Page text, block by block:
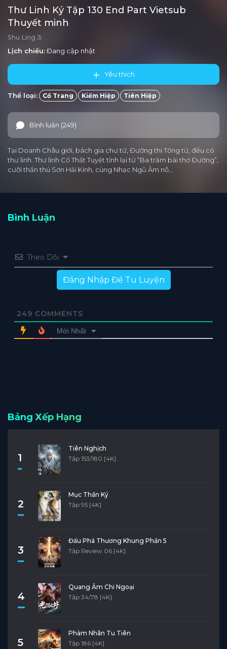
Tập 45 Tập 44 Tập 42
Tập 40 Tập 39
Tập 30 Tập 29 Tập 28 Tập 27 Tập 26
Tập 25 Tập 24 Tập 23 Tập 22 Tập 21
Tập 15 Tập 14
Tập 10 Tập 9 Tập 8 Tập 7 Tập 6
Tập 5 Tập 4 Tập 3 Tập 2
Thư Linh Ký Tập 130 End Part Vietsub
Thuyết minh
Shu Ling Ji
Lịch chiếu:Đang cập nhật
Yêu thích
Thể loại: Cổ Trang Kiếm Hiệp Tiên Hiệp
Bình luận (249)
Tại Doanh Châu giới, bách gia chư tử, Đường thi Tống từ, đều có
thư linh. Thư linh Cố Thất Tuyệt tỉnh lại từ “Ba trăm bài thơ Đường”,
cưỡi thần thú Sơn Hải Kinh, cùng Nhạc Ngũ Âm nỗ…
Bình Luận
Theo Dõi
Đăng Nhập Để Tu Luyện
249 COMMENTS
Mới Nhất
Bảng Xếp Hạng
1
Tiên Nghịch
Tập 153/180 [4K]
2
Mục Thần Ký
Tập 95 [4K]
3
Đấu Phá Thương Khung Phần 5
Tập Review 06 [4K]
4
Quang Âm Chi Ngoại
Tập 34/78 [4K]
5
Phàm Nhân Tu Tiên
Tập 186 [4K]